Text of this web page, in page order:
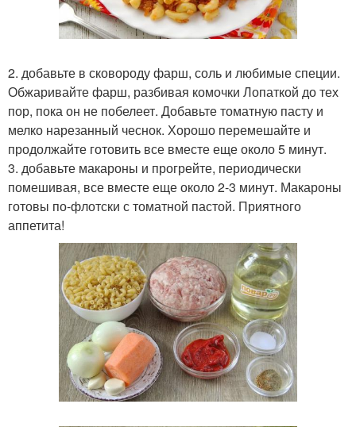
2. добавьте в сковороду фарш, соль и любимые специи.
Обжаривайте фарш, разбивая комочки Лопаткой до тех
пор, пока он не побелеет. Добавьте томатную пасту и
мелко нарезанный чеснок. Хорошо перемешайте и
продолжайте готовить все вместе еще около 5 минут.
3. добавьте макароны и прогрейте, периодически
помешивая, все вместе еще около 2-3 минут. Макароны
готовы по-флотски с томатной пастой. Приятного
аппетита!